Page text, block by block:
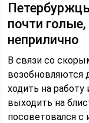
почти
неприлично
В связи со
возобновляются
ходить на работу
выходить на
посоветовался с